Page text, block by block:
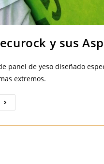
y sus
panel de yeso diseñado
extremos.
Conoce
El
Y